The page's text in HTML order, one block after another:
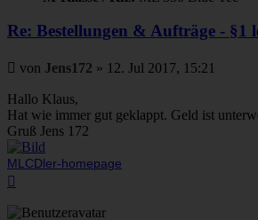
Re: Bestellungen & Aufträge - §1
Beitrag
von Jens172 » 12. Jul 2017, 15:21
Hallo Klaus,
Hat wie immer gut geklappt. Geld ist
Gruß Jens 172
MLCDler-homepage